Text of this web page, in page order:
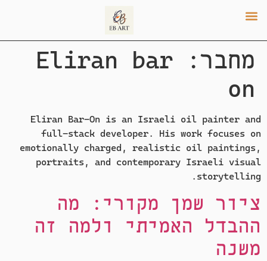
מחבר: Eliran bar
on
Eliran Bar-On is an Israeli oil painter and
full-stack developer. His work focuses on
emotionally charged, realistic oil paintings,
portraits, and contemporary Israeli visual
storytelling.
ציור שמן מקורי: מה
ההבדל האמיתי ולמה זה
משנה